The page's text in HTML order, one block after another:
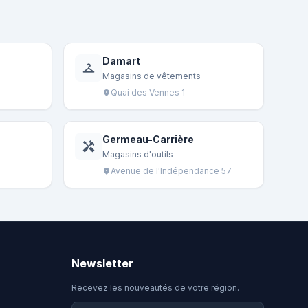
checkroom
Damart
Magasins de vêtements
location_on Quai des Vennes 1
handyman
Germeau-Carrière
Magasins d'outils
location_onAvenue de l'Indépendance 57
Newsletter
Recevez les nouveautés de votre région.